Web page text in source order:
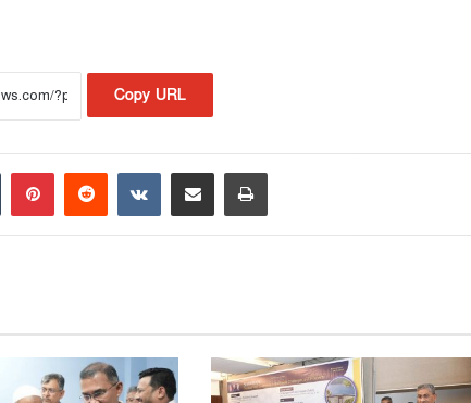
Copy URL
VKontakte